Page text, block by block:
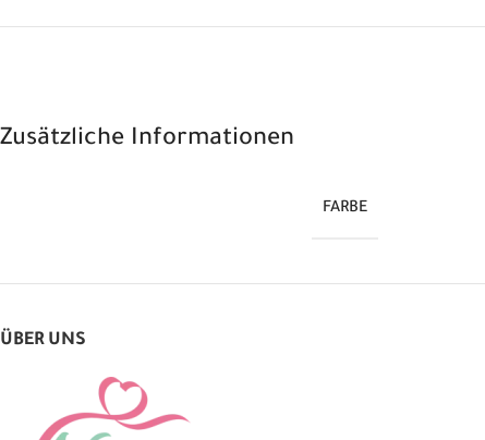
Zusätzliche Informationen
FARBE
ÜBER UNS